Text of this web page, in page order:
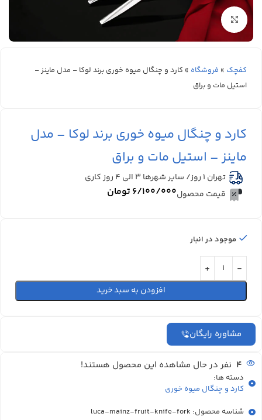
بزرگنمایی تصویر
کفچک » فروشگاه » کارد و چنگال میوه خوری برند لوکا – مدل ماینز –
استیل مات و براق
کارد و چنگال میوه خوری برند لوکا – مدل
ماینز – استیل مات و براق
تهران 1 روز/ سایر شهرها ۳ الی ۴ روز کاری
قیمت محصول۶/۱۰۰/۰۰۰ تومان
موجود در انبار
افزودن به سبد خرید
مشاوره رایگان
4 نفر در حال مشاهده این محصول هستند!
دسته ها:
کارد و چنگال میوه خوری
شناسه محصول: luca-mainz-fruit-knife-fork